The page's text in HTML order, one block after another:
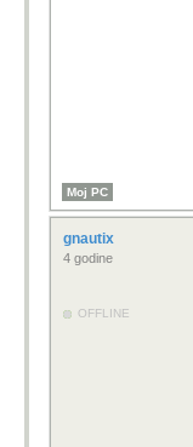
Moj PC
gnautix
4 godine
OFFLINE